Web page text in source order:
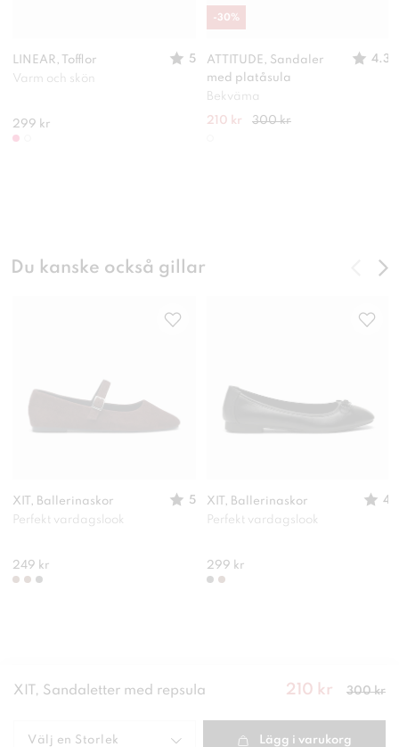
LINEAR, Tofflor
5
Varm och skön
299 kr
ATTITUDE, Sandaler
med platåsula
4.3
Bekväma
210 kr 300 kr
-30%
Du kanske också gillar
XIT, Ballerinaskor
5
Perfekt vardagslook
249 kr
XIT, Ballerinaskor
4
Perfekt vardagslook
299 kr
XIT, Sandaletter med repsula
Nuvarande
krTidigare
:
210 kr 300 kr
Välj en Storlek Lägg i varukorg